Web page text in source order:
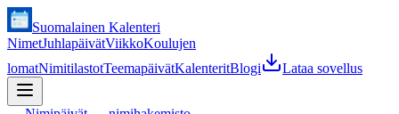
Suomalainen Kalenteri
NimetJuhlapäivätViikkoKoulujen
lomatNimitilastotTeemapäivätKalenteritBlogi Lataa sovellus